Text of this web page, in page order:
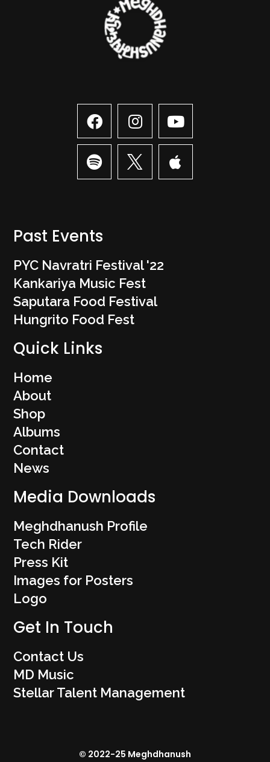
Past Events
PYC Navratri Festival '22
Kankariya Music Fest
Saputara Food Festival
Hungrito Food Fest
Quick Links
Home
About
Shop
Albums
Contact
News
Media Downloads
Meghdhanush Profile
Tech Rider
Press Kit
Images for Posters
Logo
Get In Touch
Contact Us
MD Music
Stellar Talent Management
© 2022-25 Meghdhanush